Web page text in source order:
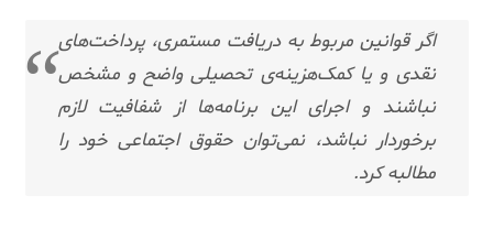
اگر قوانین مربوط به دریافت مستمری، پرداخت‌های
نقدی و یا کمک‌هزینه‌ی تحصیلی واضح و مشخص
نباشند و اجرای این برنامه‌ها از شفافیت لازم
برخوردار نباشد، نمی‌توان حقوق اجتماعی خود را
مطالبه کرد.